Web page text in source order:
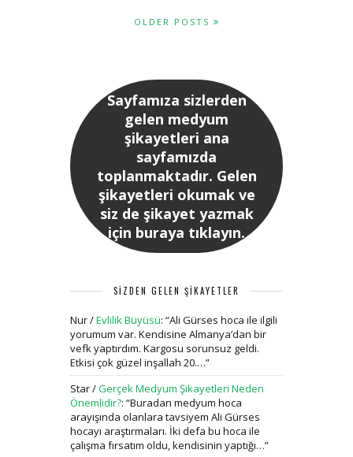
OLDER POSTS
Sayfamıza sizlerden
gelen medyum
şikayetleri ana
sayfamızda
toplanmaktadır. Gelen
şikayetleri okumak ve
siz de şikayet yazmak
için buraya tıklayın.
SİZDEN GELEN ŞİKAYETLER
Nur/Evlilik Büyüsü: “Ali Gürses hoca ile ilgili
yorumum var. Kendisine Almanya’dan bir
vefk yaptırdım. Kargosu sorunsuz geldi.
Etkisi çok güzel inşallah 20.…”
Star/Gerçek Medyum Şikayetleri Neden
Önemlidir?: “Buradan medyum hoca
arayışında olanlara tavsiyem Ali Gürses
hocayı araştırmaları. İki defa bu hoca ile
çalışma fırsatım oldu, kendisinin yaptığı…”